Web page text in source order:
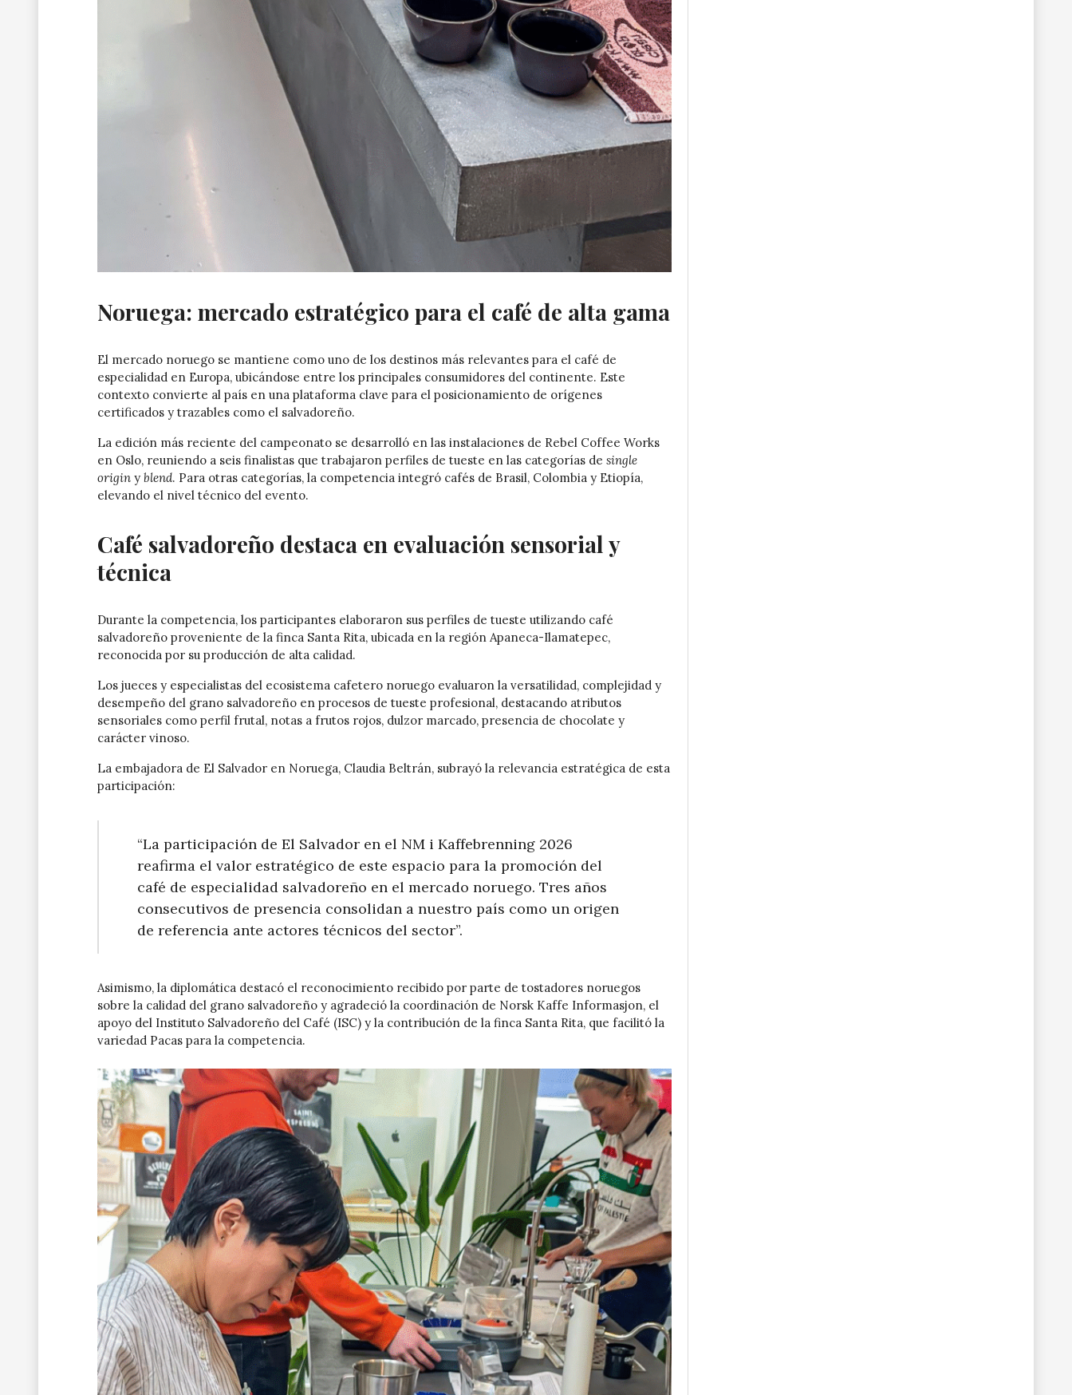
Noruega: mercado estratégico para el café de alta gama
El mercado noruego se mantiene como uno de los destinos más relevantes para el café de
especialidad en Europa, ubicándose entre los principales consumidores del continente. Este
contexto convierte al país en una plataforma clave para el posicionamiento de orígenes
certificados y trazables como el salvadoreño.
La edición más reciente del campeonato se desarrolló en las instalaciones de Rebel Coffee Works
en Oslo, reuniendo a seis finalistas que trabajaron perfiles de tueste en las categorías de single
origin y blend. Para otras categorías, la competencia integró cafés de Brasil, Colombia y Etiopía,
elevando el nivel técnico del evento.
Café salvadoreño destaca en evaluación sensorial y
técnica
Durante la competencia, los participantes elaboraron sus perfiles de tueste utilizando café
salvadoreño proveniente de la finca Santa Rita, ubicada en la región Apaneca-Ilamatepec,
reconocida por su producción de alta calidad.
Los jueces y especialistas del ecosistema cafetero noruego evaluaron la versatilidad, complejidad y
desempeño del grano salvadoreño en procesos de tueste profesional, destacando atributos
sensoriales como perfil frutal, notas a frutos rojos, dulzor marcado, presencia de chocolate y
carácter vinoso.
La embajadora de El Salvador en Noruega, Claudia Beltrán, subrayó la relevancia estratégica de esta
participación:
“La participación de El Salvador en el NM i Kaffebrenning 2026
reafirma el valor estratégico de este espacio para la promoción del
café de especialidad salvadoreño en el mercado noruego. Tres años
consecutivos de presencia consolidan a nuestro país como un origen
de referencia ante actores técnicos del sector”.
Asimismo, la diplomática destacó el reconocimiento recibido por parte de tostadores noruegos
sobre la calidad del grano salvadoreño y agradeció la coordinación de Norsk Kaffe Informasjon, el
apoyo del Instituto Salvadoreño del Café (ISC) y la contribución de la finca Santa Rita, que facilitó la
variedad Pacas para la competencia.